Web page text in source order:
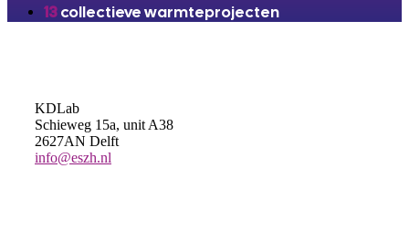
13collectieve warmteprojecten
KDLab
Schieweg 15a, unit A38
2627AN Delft
info@eszh.nl